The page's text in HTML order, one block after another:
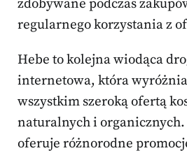
zdobywane podczas
regularnego korzystania z
Hebe to kolejna wiodąca
internetowa, która
wszystkim szeroką ofertą
naturalnych i organicznych.
oferuje różnorodne